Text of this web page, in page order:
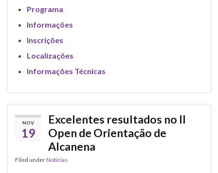
Programa
Informações
Inscrições
Localizações
Informações Técnicas
NOV
19
Excelentes resultados no II
Open de Orientação de
Alcanena
Filed underNoticias